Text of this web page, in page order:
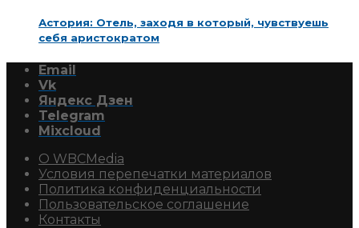
Астория: Отель, заходя в который, чувствуешь
себя аристократом
Email
Vk
Яндекс Дзен
Telegram
Mixcloud
О WBCMedia
Условия перепечатки материалов
Политика конфиденциальности
Пользовательское соглашение
Контакты